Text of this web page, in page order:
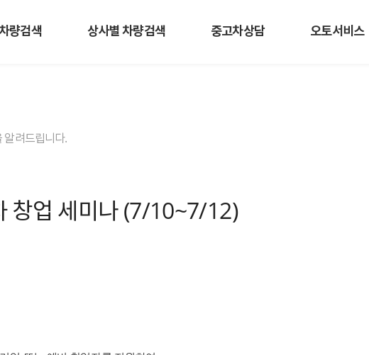
량검색 상사별 차량검색 중고차상담 오토서비스
알려드립니다.
창업 세미나 (7/10~7/12)